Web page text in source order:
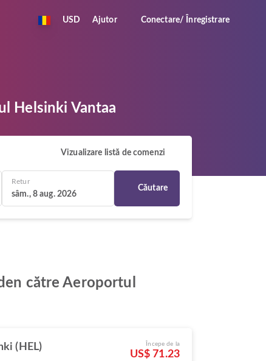
USD Ajutor Conectare/ Înregistrare
Helsinki Vantaa
Vizualizare listă de comenzi
Retur
sâm., 8 aug. 2026
Căutare
către Aeroportul
(HEL) Începe de la
US$ 71.23